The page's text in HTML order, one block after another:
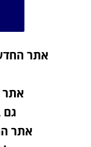
אתר
אתר
גם
אתר